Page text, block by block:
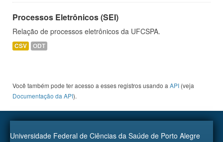
Processos Eletrônicos (SEI)
Relação de processos eletrônicos da UFCSPA.
CSV ODT
Você também pode ter acesso a esses registros usando a API (veja
Documentação da API).
Universidade Federal de Ciências da Saúde de Porto Alegre